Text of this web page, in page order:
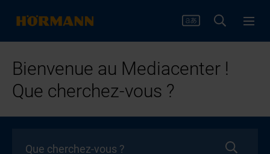
Bienvenue au Mediacenter !
Que cherchez-vous ?